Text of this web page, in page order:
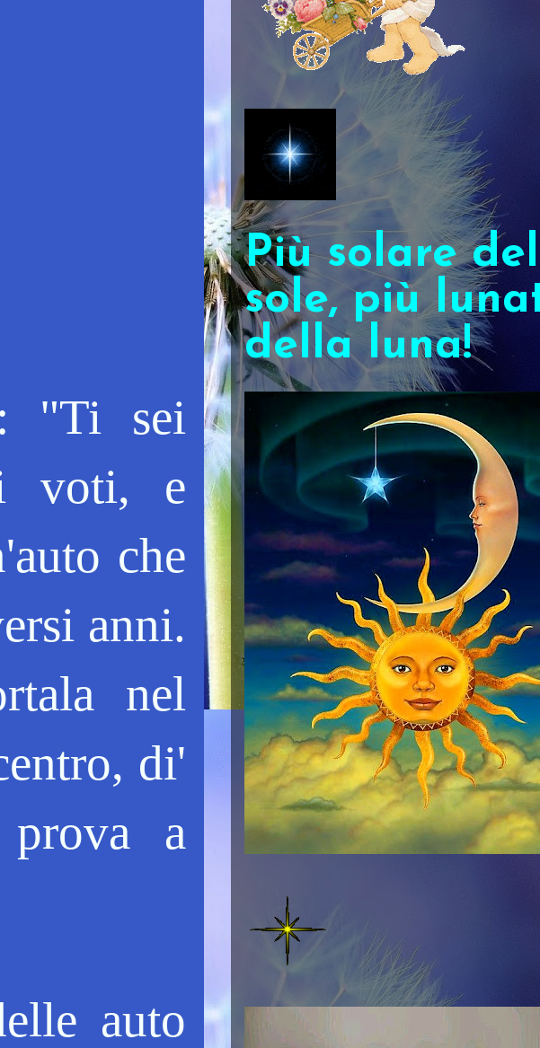
"Ti sei
voti, e
che
anni.
nel
di'
a
auto
Più solare del
sole, più
della luna!